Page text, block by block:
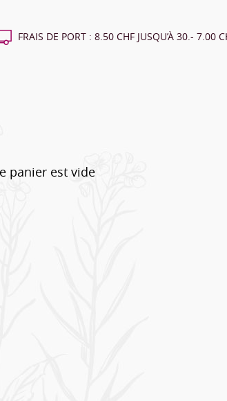
FRAIS DE PORT : 8.50 CHF JUSQU’À 30.- 7.00
panier est vide